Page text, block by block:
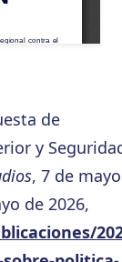
de
y
, 7 de mayo
de 2026,